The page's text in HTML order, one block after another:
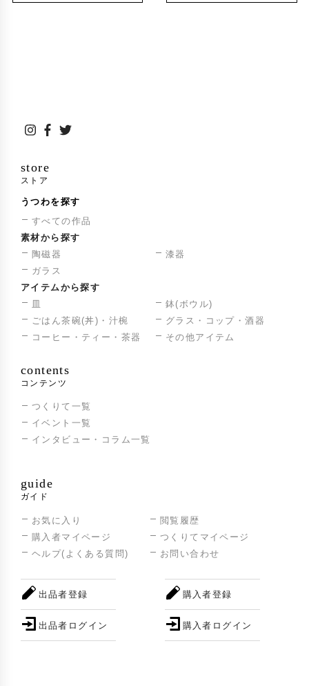
store
ストア
うつわを探す
すべての作品
素材から探す
陶磁器
漆器
ガラス
アイテムから探す
皿
鉢(ボウル)
ごはん茶碗(丼)・汁椀
グラス・コップ・酒器
コーヒー・ティー・茶器
その他アイテム
contents
コンテンツ
つくりて一覧
イベント一覧
インタビュー・コラム一覧
guide
ガイド
お気に入り
閲覧履歴
購入者マイページ
つくりてマイページ
ヘルプ(よくある質問)
お問い合わせ
出品者登録
出品者ログイン
購入者登録
購入者ログイン